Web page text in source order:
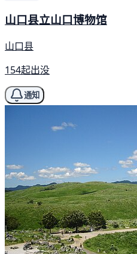
山口县立山口博物馆
山口县
154起出没
通知